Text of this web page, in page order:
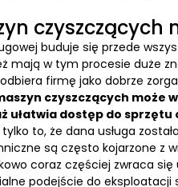
czyszczących
buduje się przede
mają w tym procesie duże
firmę jako dobrze
czyszczących może
ułatwia dostęp do
to, że dana usługa
są często kojarzone z
coraz częściej zwraca
podejście do